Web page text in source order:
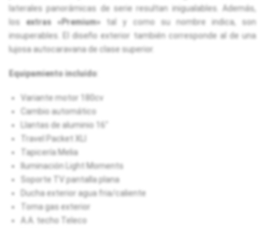
laterales panorámicas de serie resultan inigualables. Además,
losextras «Premium» tal y como su nombre indica, son
insuperables. El diseño exterior también corresponde al de una
lujosa autocaravana de clase superior.
Equipamiento incluído
Variante motor 180cv
Cambio automático
Llantas de aluminio 16"
Travel Packet XLI
Tapicería Melia
Iluminación Light Moments
Soporte TV pantalla plana
Ducha exterior agua fria/caliente
Toma gas exterior
A.A. techo Teleco